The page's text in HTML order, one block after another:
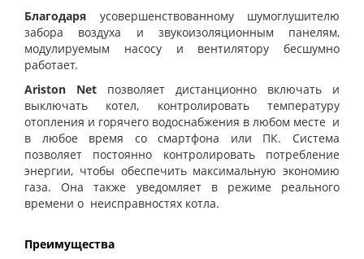
Благодаря усовершенствованному шумоглушителю
забора воздуха и звукоизоляционным панелям,
модулируемым насосу и вентилятору бесшумно
работает.
Ariston Net позволяет дистанционно включать и
выключать котел, контролировать температуру
отопления и горячего водоснабжения в любом месте и
в любое время со смартфона или ПК. Система
позволяет постоянно контролировать потребление
энергии, чтобы обеспечить максимальную экономию
газа. Она также уведомляет в режиме реального
времени о неисправностях котла.
Преимущества